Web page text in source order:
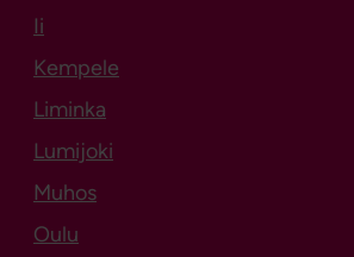
Ii
Kempele
Liminka
Lumijoki
Muhos
Oulu